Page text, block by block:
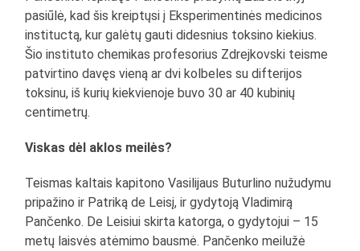
pasiūlė, kad šis kreiptųsi į Eksperimentinės medicinos
instituctą, kur galėtų gauti didesnius toksino kiekius.
Šio instituto chemikas profesorius Zdrejkovski teisme
patvirtino davęs vieną ar dvi kolbeles su difterijos
toksinu, iš kurių kiekvienoje buvo 30 ar 40 kubinių
centimetrų.
Viskas dėl aklos meilės?
Teismas kaltais kapitono Vasilijaus Buturlino nužudymu
pripažino ir Patriką de Leisį, ir gydytoją Vladimirą
Pančenko. De Leisiui skirta katorga, o gydytojui – 15
metų laisvės atėmimo bausmė. Pančenko meilužė